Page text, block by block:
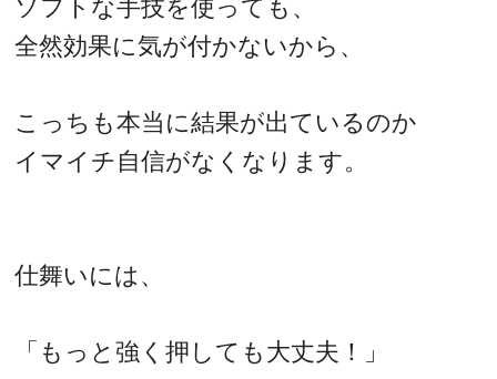
ソフトな手技を使っても、
全然効果に気が付かないから、
こっちも本当に結果が出ているのか
イマイチ自信がなくなります。
仕舞いには、
「もっと強く押しても大丈夫！」